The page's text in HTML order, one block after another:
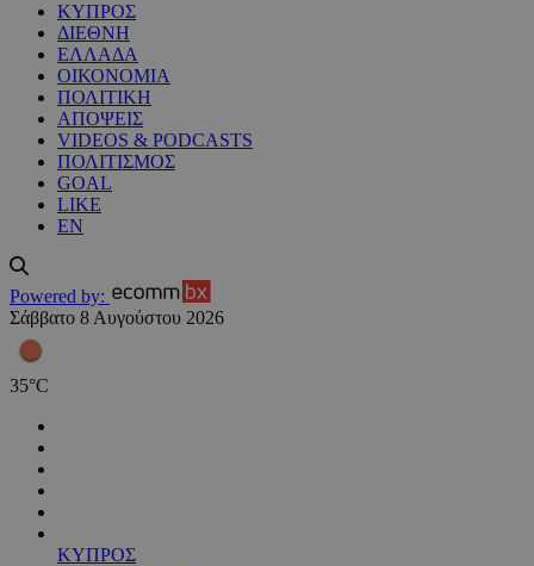
ΚΥΠΡΟΣ
ΔΙΕΘΝΗ
ΕΛΛΑΔΑ
ΟΙΚΟΝΟΜΙΑ
ΠΟΛΙΤΙΚΗ
ΑΠΟΨΕΙΣ
VIDEOS & PODCASTS
ΠΟΛΙΤΙΣΜΟΣ
GOAL
LIKE
EN
Powered by:
Σάββατο 8 Αυγούστου 2026
35°C
ΚΥΠΡΟΣ